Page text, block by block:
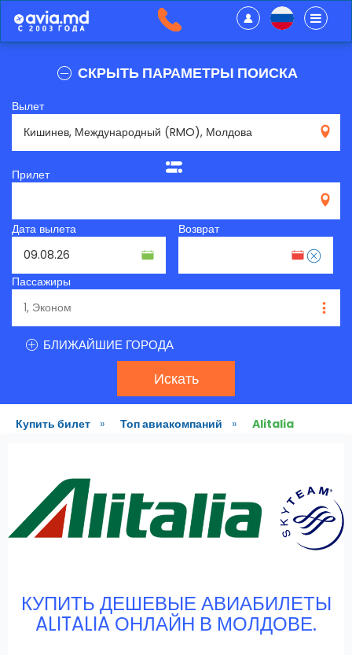
СКРЫТЬ ПАРАМЕТРЫ ПОИСКА
Вылет
Прилет
Дата вылета Возврат
Пассажиры
БЛИЖАЙШИЕ ГОРОДА
Искать
Купить билет » Топ авиакомпаний » Alitalia
КУПИТЬ ДЕШЕВЫЕ АВИАБИЛЕТЫ
ALITALIA ОНЛАЙН В МОЛДОВЕ.